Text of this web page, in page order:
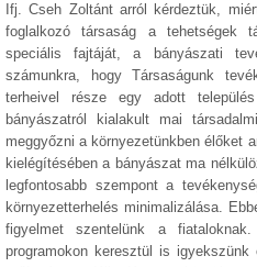
Ifj. Cseh Zoltánt arról kérdeztük,
foglalkozó társaság a tehetségek
speciális fajtáját, a bányászati
számunkra, hogy Társaságunk
terheivel része egy adott
bányászatról kialakult mai
meggyőzni a környezetünkben élőket
kielégítésében a bányászat ma
legfontosabb szempont a
környezetterhelés minimalizálása.
figyelmet szentelünk a
programokon keresztül is